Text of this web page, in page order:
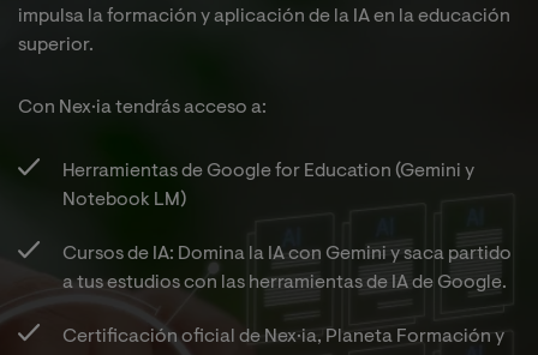
impulsa la formación y aplicación de la IA en la educación
superior.
Con Nex·ia tendrás acceso a:​
Herramientas de Google for Education (Gemini y
Notebook LM)​
Cursos de IA: Domina la IA con Gemini y saca partido
a tus estudios con las herramientas de IA de Google.​
Certificación oficial de Nex·ia, Planeta Formación y